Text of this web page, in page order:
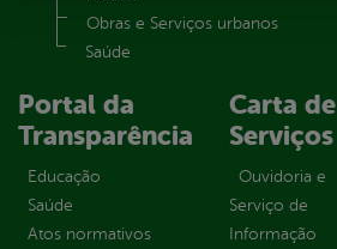
Obras e Serviços urbanos
Saúde
Portal da
Transparência
Educação
Saúde
Atos normativos
Carta de
Serviços
Ouvidoria e
Serviço de
Informação